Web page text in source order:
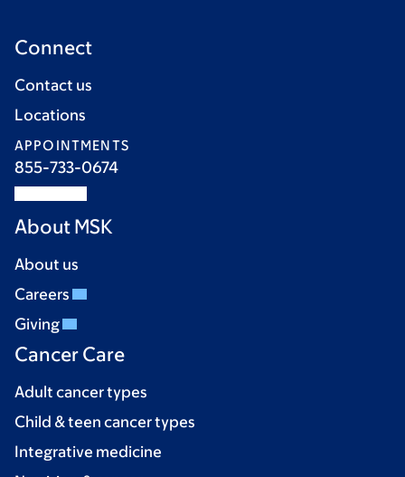
Connect
Contact us
Locations
APPOINTMENTS
855-733-0674
About MSK
About us
Careers
Giving
Cancer Care
Adult cancer types
Child & teen cancer types
Integrative medicine